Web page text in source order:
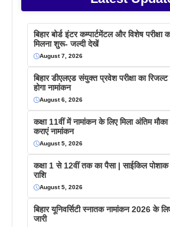
बिहार बोर्ड इंटर कम्पार्टमेंटल और विशेष परीक्षा
मिलना शुरू- जल्दी देखें
August 7, 2026
बिहार डीएलएड संयुक्त प्रवेश परीक्षा का
होगा नामांकन
August 6, 2026
कक्षा 11वीं में नामांकन के लिए मिला अंतिम
कराएं नामांकन
August 5, 2026
कक्षा 1 से 12वीं तक का पैसा | साईकिल पोशाक
राशि
August 5, 2026
बिहार यूनिवर्सिटी स्नातक नामांकन 2026 के
जारी